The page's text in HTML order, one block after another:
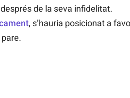
de la seva infidelitat.
, s’hauria posicionat a